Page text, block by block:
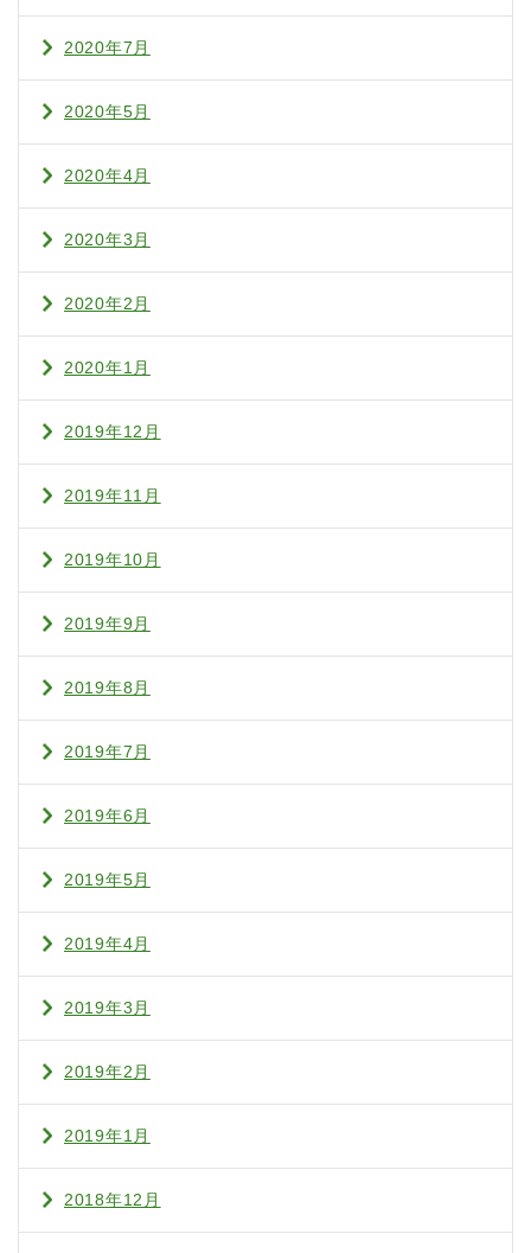
2020年7月
2020年5月
2020年4月
2020年3月
2020年2月
2020年1月
2019年12月
2019年11月
2019年10月
2019年9月
2019年8月
2019年7月
2019年6月
2019年5月
2019年4月
2019年3月
2019年2月
2019年1月
2018年12月